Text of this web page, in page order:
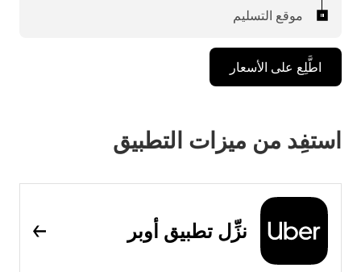
موقع التسليم
اطَّلِع على الأسعار
استفِد من ميزات التطبيق
نزِّل تطبيق أوبر